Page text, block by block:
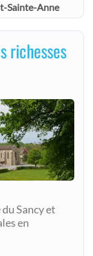
Sainte-Anne
richesses
Sancy et
en